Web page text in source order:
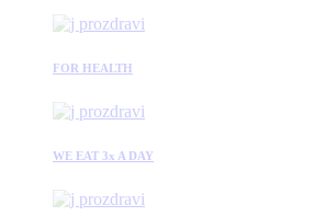
FOR HEALTH
WE EAT 3x A DAY